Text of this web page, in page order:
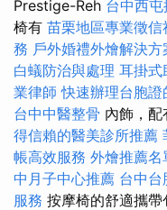
Prestige-Reh 台中西
椅有 苗栗地區專業徵信
務 戶外婚禮外燴解決方
白蟻防治與處理 耳掛式
業律師 快速辦理台胞證
台中中醫整骨 內飾，配
得信賴的醫美診所推薦
帳高效服務 外燴推薦名
中月子中心推薦 台中台
服務 按摩椅的舒適攜